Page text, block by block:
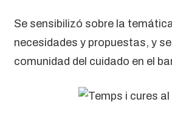
Se sensibilizó sobre la
necesidades y propuestas, y
comunidad del cuidado en el